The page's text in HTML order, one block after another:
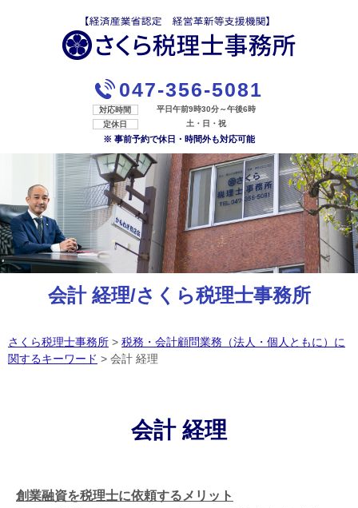
047-356-5081
対応時間
平日午前9時30分～午後6時
定休日
土・日・祝
※ 事前予約で休日・時間外も対応可能
会計 経理/さくら税理士事務所
さくら税理士事務所 > 税務・会計顧問業務（法人・個人ともに）に
関するキーワード > 会計 経理
会計 経理
創業融資を税理士に依頼するメリット